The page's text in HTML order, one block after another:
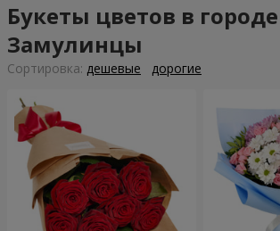
Букеты цветов в городе
Замулинцы
Cортировка: дешевые дорогие